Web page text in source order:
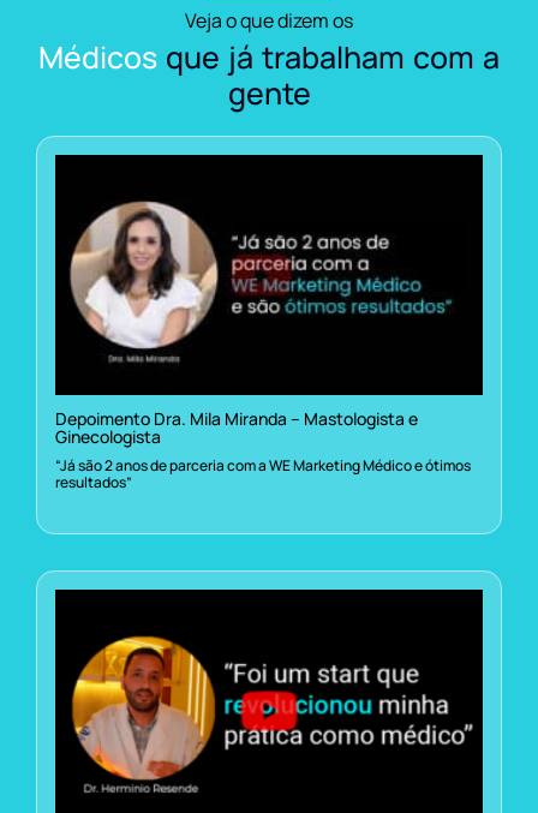
Veja o que dizem os
Médicos que já trabalham com a
gente
Depoimento Dra. Mila Miranda – Mastologista e
Ginecologista
“Já são 2 anos de parceria com a WE Marketing Médico e ótimos
resultados”